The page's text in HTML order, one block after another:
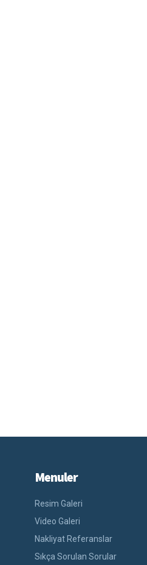
Menuler
Resim Galeri
Video Galeri
Nakliyat Referanslar
Sıkça Sorulan Sorular